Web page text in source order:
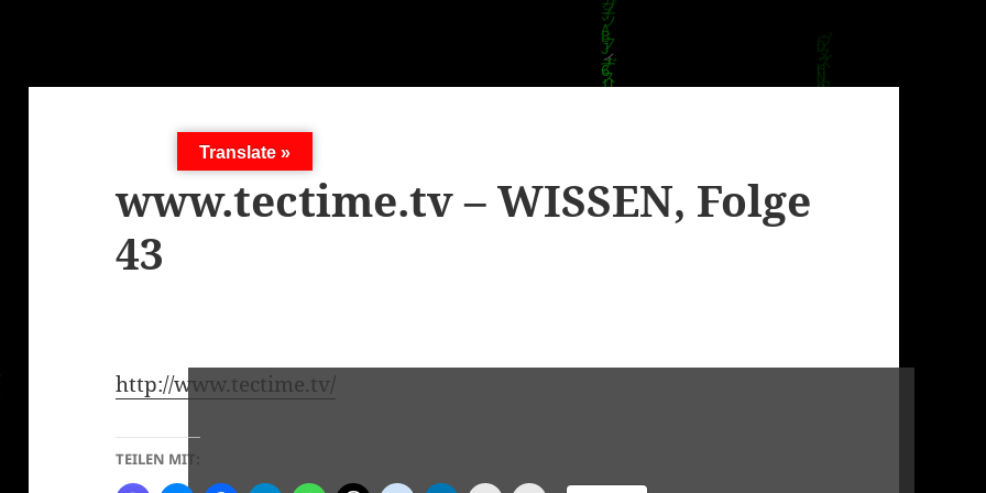
www.tectime.tv – WISSEN, Folge
43
http://www.tectime.tv/
TEILEN MIT:
Translate »